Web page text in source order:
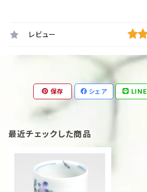
レビュー
保存 シェア LINE
最近チェックした商品